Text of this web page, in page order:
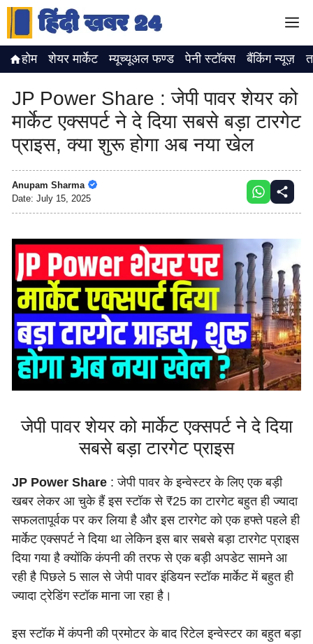
Skip
content
होम शेयर मार्केट म्यूच्यूअल फण्ड पेनी स्टॉक्स बैंकिंग न्यूज़
JP Power Share : जेपी पावर शेयर को
मार्केट एक्सपर्ट ने दे दिया सबसे बड़ा टारगेट
प्राइस, क्या शुरू होगा अब नया खेल
Anupam Sharma
Date: July 15, 2025
जेपी पावर शेयर को मार्केट एक्सपर्ट ने दे दिया
सबसे बड़ा टारगेट प्राइस
JP Power Share : जेपी पावर के इन्वेस्टर के लिए एक बड़ी
खबर लेकर आ चुके हैं इस स्टॉक से ₹25 का टारगेट बहुत ही ज्यादा
सफलतापूर्वक पर कर लिया है और इस टारगेट को एक हफ्ते पहले ही
मार्केट एक्सपर्ट ने दिया था लेकिन इस बार सबसे बड़ा टारगेट प्राइस
दिया गया है क्योंकि कंपनी की तरफ से एक बड़ी अपडेट सामने आ
रही है पिछले 5 साल से जेपी पावर इंडियन स्टॉक मार्केट में बहुत ही
ज्यादा ट्रेडिंग स्टॉक माना जा रहा है।
इस स्टॉक में कंपनी की प्रमोटर के बाद रिटेल इन्वेस्टर का बहुत बड़ा